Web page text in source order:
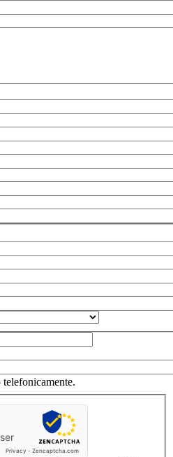
telefonicamente.
Privacy - Zencaptcha.com